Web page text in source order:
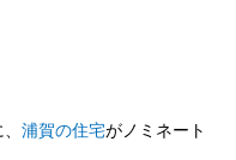
、浦賀の住宅がノミネート